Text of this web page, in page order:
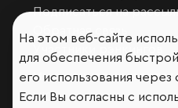
Подписаться на
Обратная связь
Участники рэнкингов
Мы в социальных
VK
На этом веб-сайте
для обеспечения
его использования
Если Вы согласны с